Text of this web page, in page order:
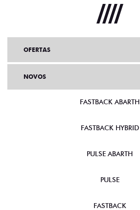
OFERTAS
NOVOS
FASTBACK ABARTH
FASTBACK HYBRID
PULSE ABARTH
PULSE
FASTBACK